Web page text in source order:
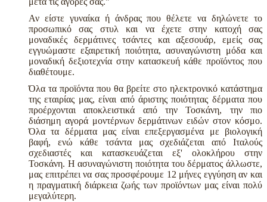
Αν είστε γυναίκα ή άνδρας που θέλετε να δηλώνετε το
προσωπικό σας στυλ και να έχετε στην κατοχή σας
μοναδικές δερμάτινες τσάντες και αξεσουάρ, εμείς σας
εγγυώμαστε εξαιρετική ποιότητα, ασυναγώνιστη μόδα και
μοναδική δεξιοτεχνία στην κατασκευή κάθε προϊόντος που
διαθέτουμε.
Όλα τα προϊόντα που θα βρείτε στο ηλεκτρονικό κατάστημα
της εταιρίας μας, είναι από άριστης ποιότητας δέρματα που
προέρχονται αποκλειστικά από την Τοσκάνη, την πιο
διάσημη αγορά μοντέρνων δερμάτινων ειδών στον κόσμο.
Όλα τα δέρματα μας είναι επεξεργασμένα με βιολογική
βαφή, ενώ κάθε τσάντα μας σχεδιάζεται από Ιταλούς
σχεδιαστές και κατασκευάζεται εξ' ολοκλήρου στην
Τοσκάνη. Η ασυναγώνιστη ποιότητα του δέρματος άλλωστε,
μας επιτρέπει να σας προσφέρουμε 12 μήνες εγγύηση αν και
η πραγματική διάρκεια ζωής των προϊόντων μας είναι πολύ
μεγαλύτερη.